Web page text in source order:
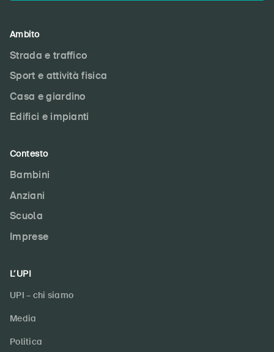
Ambito
Strada e traffico
Sport e attività fisica
Casa e giardino
Edifici e impianti
Contesto
Bambini
Anziani
Scuola
Imprese
L’UPI
UPI – chi siamo
Media
Politica